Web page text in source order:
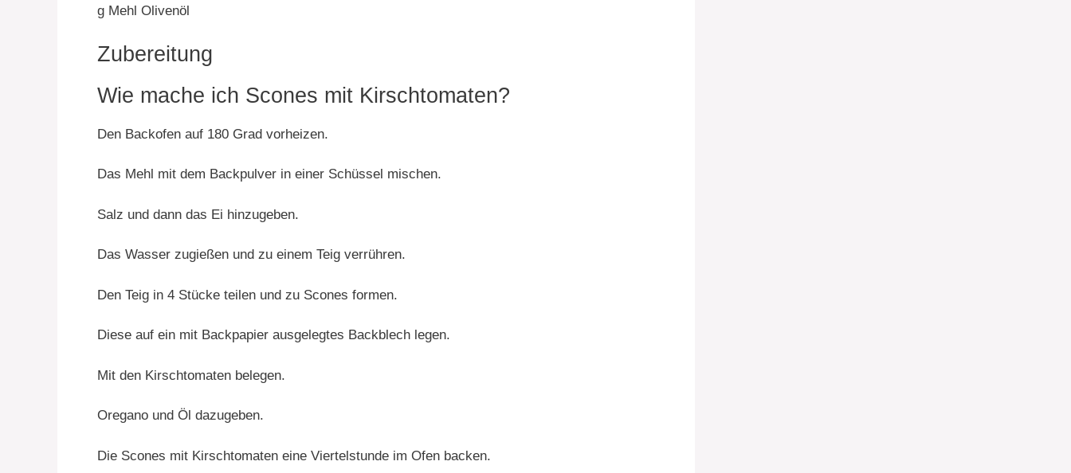
g Mehl Olivenöl
Zubereitung
Wie mache ich Scones mit Kirschtomaten?
Den Backofen auf 180 Grad vorheizen.
Das Mehl mit dem Backpulver in einer Schüssel mischen.
Salz und dann das Ei hinzugeben.
Das Wasser zugießen und zu einem Teig verrühren.
Den Teig in 4 Stücke teilen und zu Scones formen.
Diese auf ein mit Backpapier ausgelegtes Backblech legen.
Mit den Kirschtomaten belegen.
Oregano und Öl dazugeben.
Die Scones mit Kirschtomaten eine Viertelstunde im Ofen backen.